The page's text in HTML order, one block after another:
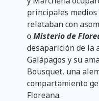
principales
relataban con
o Misterio de
desaparición de la
Galápagos y su
Bousquet, una
compartamiento
Floreana.